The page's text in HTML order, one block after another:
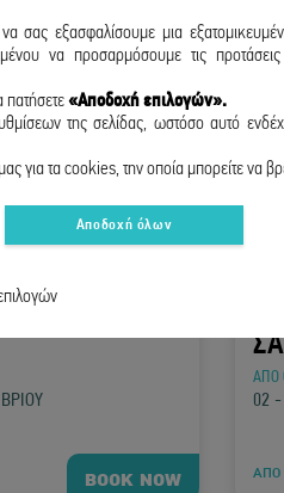
BOOK NOW
ΑΠΟ
02
ΑΠΟ
σας εξασφαλίσουμε μια
να προσαρμόσουμε τις
πατήσετε«Αποδοχή επιλογών».
της σελίδας, ωστόσο αυτό
για τα cookies, την οποία μπορείτε να
Αποδοχή όλων